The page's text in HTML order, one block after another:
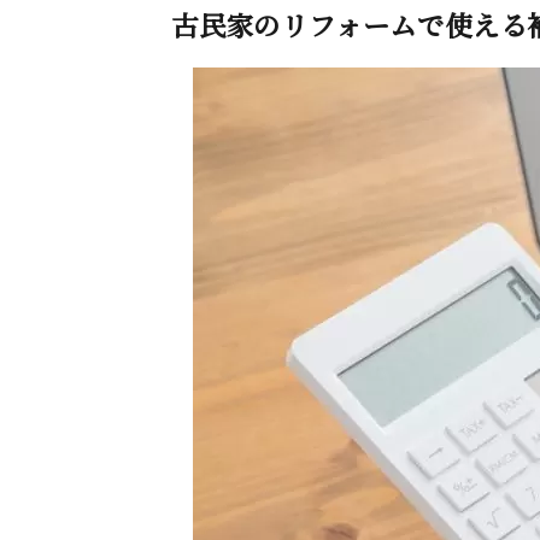
古民家のリフォームで使える